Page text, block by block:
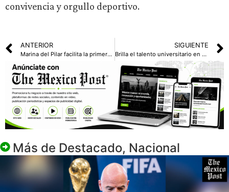
convivencia y orgullo deportivo.
ANTERIOR
Marina del Pilar facilita la primera licencia de conducir con curso gratuito
SIGUIENTE
Brilla el talento universitario en Magno Festival de Danza 2026 de la UAEMéx
Más de Destacado, Nacional